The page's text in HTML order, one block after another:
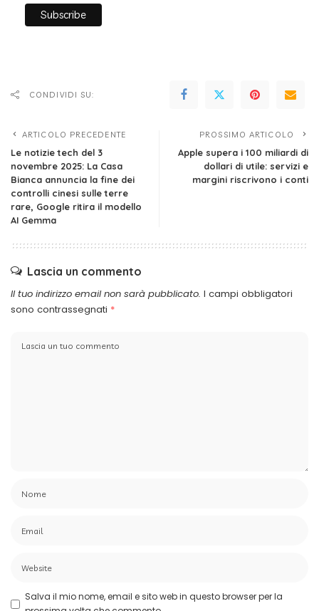
CONDIVIDI SU:
ARTICOLO PRECEDENTE
Le notizie tech del 3
novembre 2025: La Casa
Bianca annuncia la fine dei
controlli cinesi sulle terre
rare, Google ritira il modello
AI Gemma
PROSSIMO ARTICOLO
Apple supera i 100 miliardi di
dollari di utile: servizi e
margini riscrivono i conti
Lascia un commento
Il tuo indirizzo email non sarà pubblicato. I campi obbligatori
sono contrassegnati *
Salva il mio nome, email e sito web in questo browser per la